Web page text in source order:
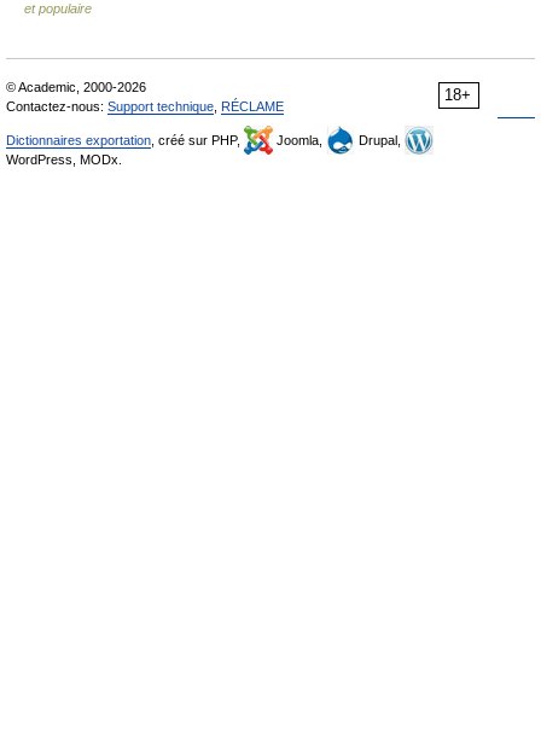
et populaire
18+
© Academic, 2000-2026
Contactez-nous: Support technique RÉCLAME
Dictionnaires exportation , créé sur PHP, Joomla,
Drupal,
WordPress, MODx.